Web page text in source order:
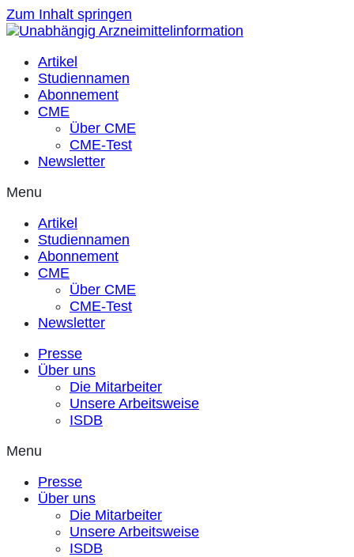
Zum Inhalt springen
Artikel
Studiennamen
Abonnement
CME
Über CME
CME-Test
Newsletter
Menu
Artikel
Studiennamen
Abonnement
CME
Über CME
CME-Test
Newsletter
Presse
Über uns
Die Mitarbeiter
Unsere Arbeitsweise
ISDB
Menu
Presse
Über uns
Die Mitarbeiter
Unsere Arbeitsweise
ISDB